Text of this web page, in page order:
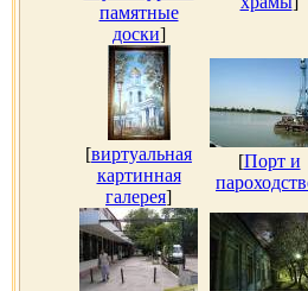
памятные
доски]
[виртуальная
картинная
галерея]
[Порт и